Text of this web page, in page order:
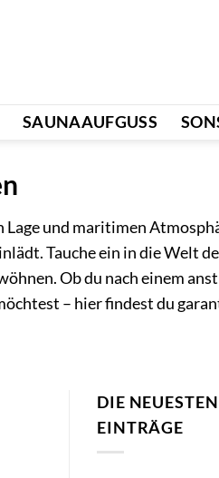
SAUNAAUFGUSS
und maritimen
Tauche ein in die Welt
Ob du nach einem
– hier findest du
DIE
EINTRÄGE